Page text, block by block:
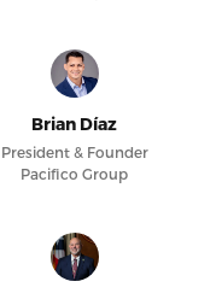
Brian Díaz
President & Founder
Pacifico Group